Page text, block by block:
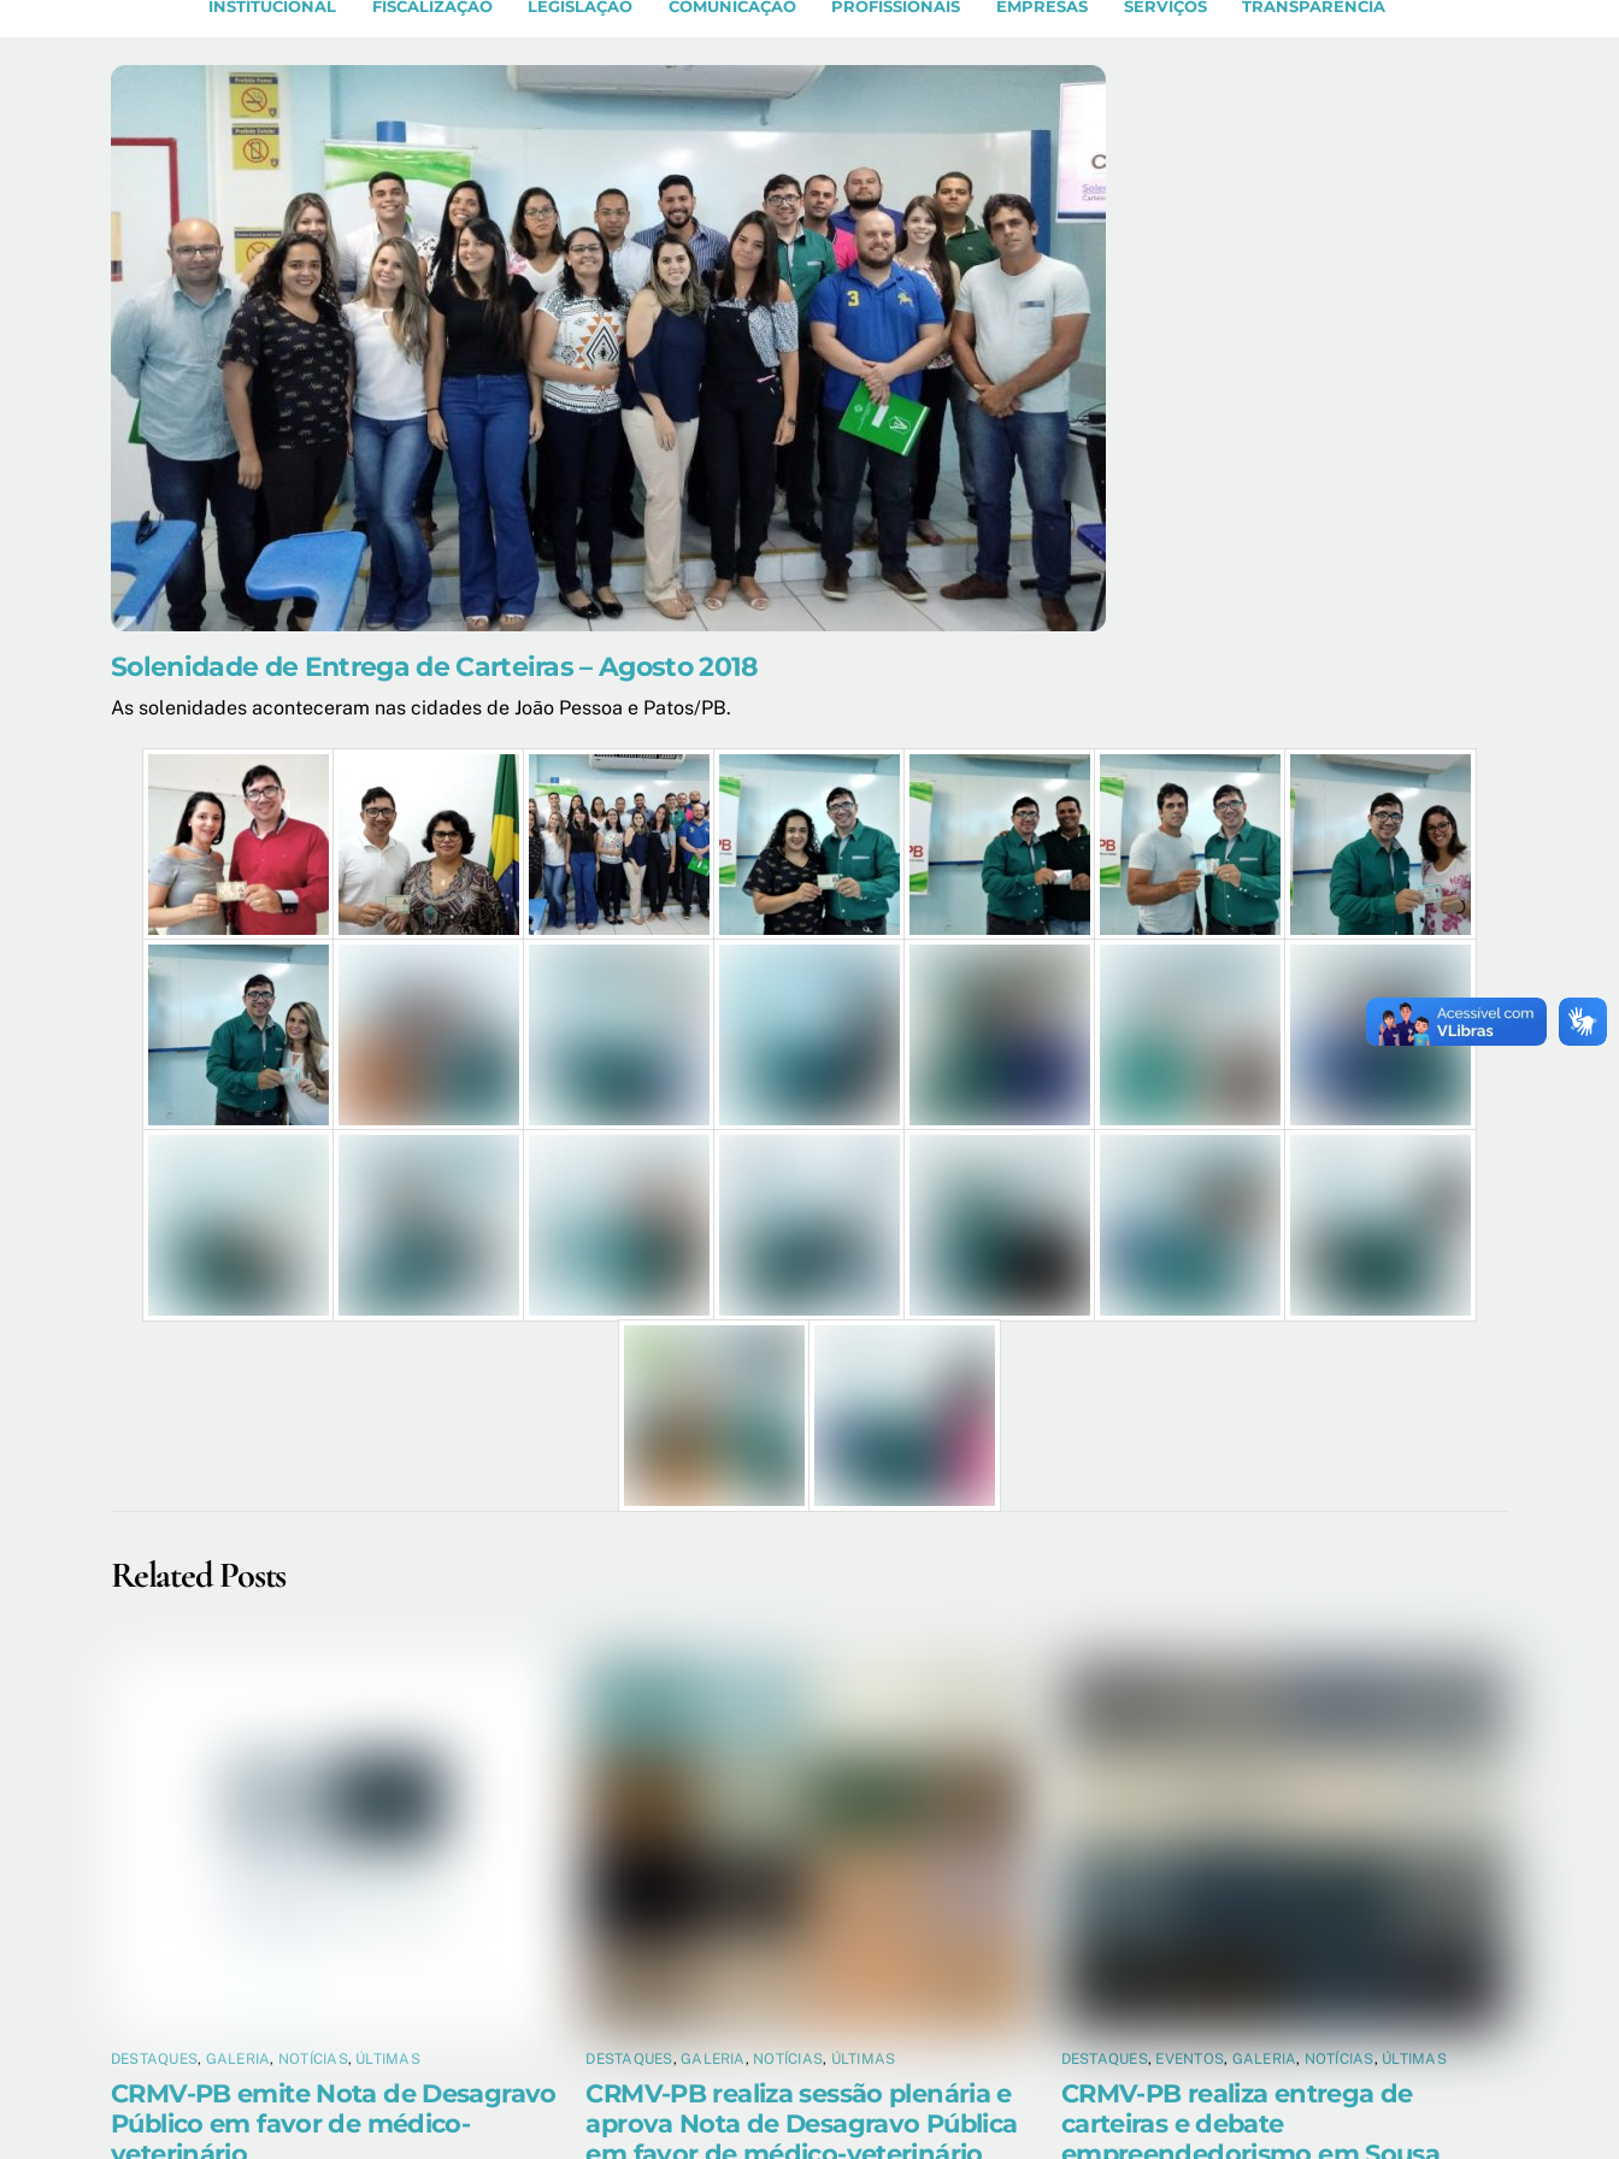
INSTITUCIONAL FISCALIZAÇÃO LEGISLAÇÃO COMUNICAÇÃO PROFISSIONAIS EMPRESAS SERVIÇOS TRANSPARÊNCIA
Solenidade de Entrega de Carteiras – Agosto 2018
As solenidades aconteceram nas cidades de João Pessoa e Patos/PB.
Related Posts
DESTAQUES, GALERIA, NOTÍCIAS, ÚLTIMAS
CRMV-PB emite Nota de Desagravo
Público em favor de médico-
DESTAQUES,GALERIA , NOTÍCIAS, ÚLTIMAS
CRMV-PB realiza sessão plenária e
aprova Nota de Desagravo Pública
DESTAQUES, EVENTOS, GALERIA, NOTÍCIAS, ÚLTIMAS
CRMV-PB realiza entrega de
carteiras e debate